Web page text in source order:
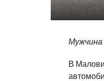
Мужчина
В